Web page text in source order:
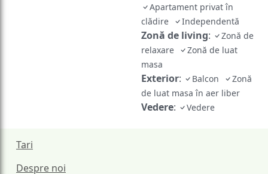
Apartament privat în
clădire
Independentă
Zonă de living:
Zonă de
relaxare
Zonă de luat
masa
Exterior: Balcon
Zonă
de luat masa în aer liber
Vedere: Vedere
Tari
Despre noi